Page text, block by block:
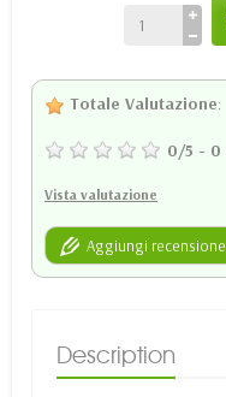
Totale Valutazione:
0/5 - 0
Vista valutazione
Aggiungi recensione
Description